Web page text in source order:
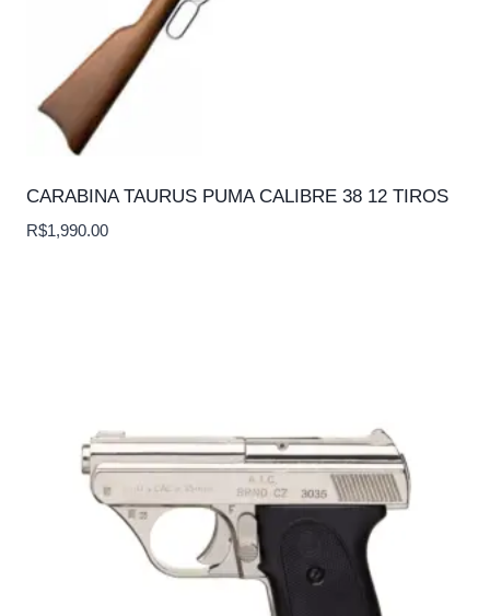
CARABINA TAURUS PUMA CALIBRE 38 12 TIROS
R$1,990.00